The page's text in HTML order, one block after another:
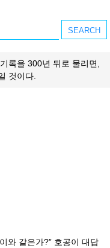
록을 300년 뒤로 물리면,
것이다.
와 같은가?” 호공이 대답